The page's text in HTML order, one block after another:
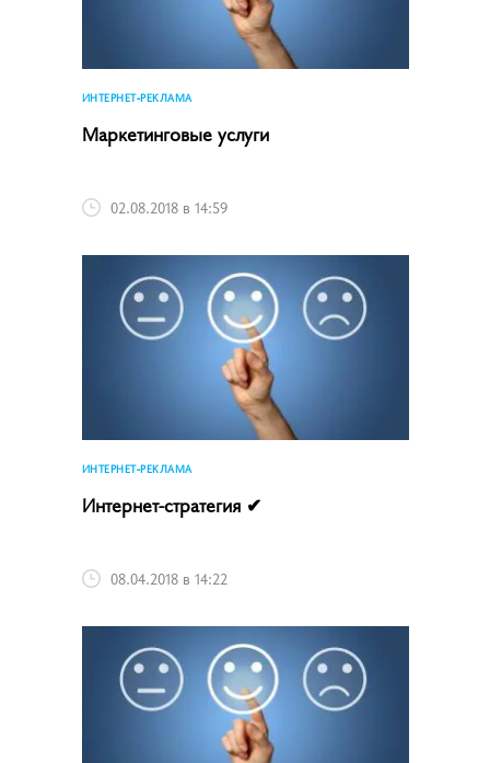
ИНТЕРНЕТ-РЕКЛАМА
Маркетинговые услуги
02.08.2018 в 14:59
ИНТЕРНЕТ-РЕКЛАМА
Интернет-стратегия ✔
08.04.2018 в 14:22